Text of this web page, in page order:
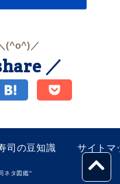
(^o^)／
／
司の豆知識 サイトマ
ネタ図鑑"